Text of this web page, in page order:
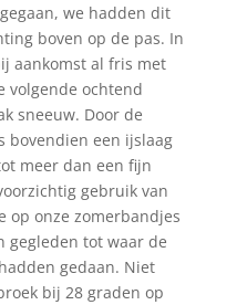
we hadden dit
boven op de pas. In
aankomst al fris met
volgende ochtend
sneeuw. Door de
bovendien een ijslaag
meer dan een fijn
gebruik van
op onze zomerbandjes
gegleden tot waar de
gedaan. Niet
bij 28 graden op